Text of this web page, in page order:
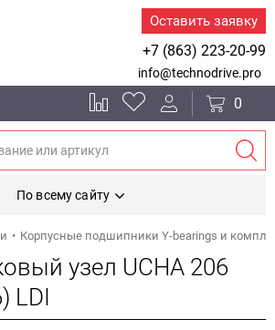
Оставить заявку
+7 (863) 223-20-99
info@technodrive.pro
0
По всему сайту
Корпусные подшипники Y-bearings и
узел UCHA 206
LDI